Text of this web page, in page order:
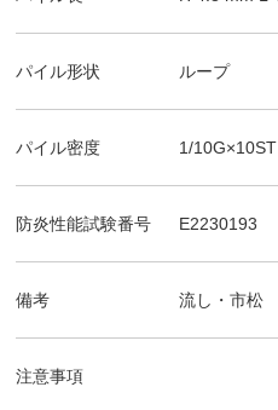
パイル形状 ループ
パイル密度 1/10G×10ST
防炎性能試験番号 E2230193
備考 流し・市松
注意事項